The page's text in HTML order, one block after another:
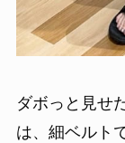
ダボっと見せ
は、細ベルト